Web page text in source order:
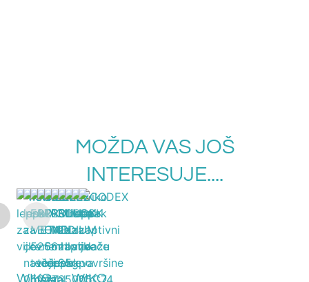
MOŽDA VAS JOŠ
INTERESUJE....
WIKO
WIKO